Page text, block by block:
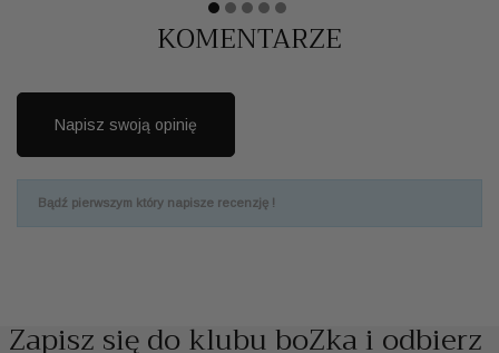
KOMENTARZE
Napisz swoją opinię
Bądź pierwszym który napisze recenzję !
Zapisz się do klubu boZka i odbierz